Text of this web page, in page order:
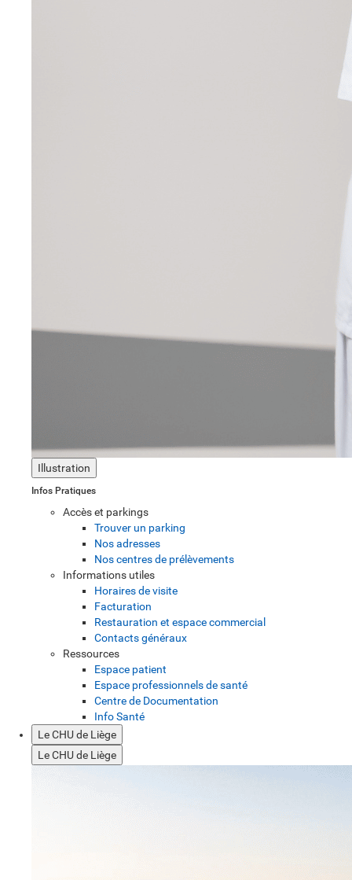
Illustration
Infos Pratiques
Accès et parkings
Trouver un parking
Nos adresses
Nos centres de prélèvements
Informations utiles
Horaires de visite
Facturation
Restauration et espace commercial
Contacts généraux
Ressources
Espace patient
Espace professionnels de santé
Centre de Documentation
Info Santé
Le CHU de Liège
Le CHU de Liège